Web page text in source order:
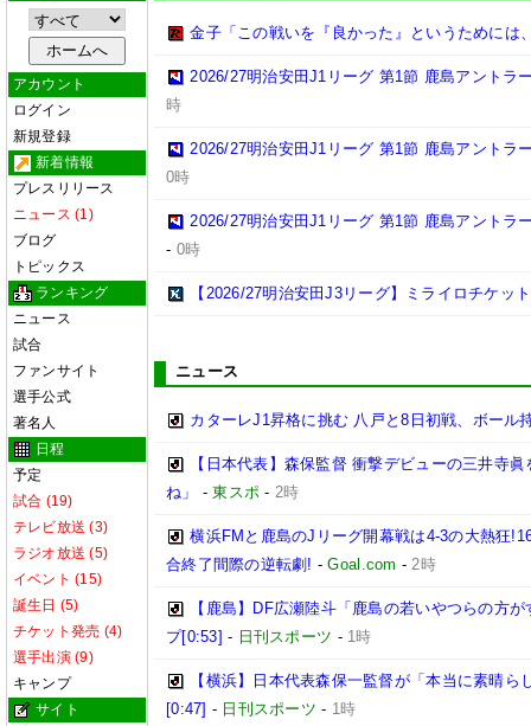
アカウント
ログイン
新規登録
新着情報
プレスリリース
ニュース (1)
ブログ
トピックス
ランキング
ニュース
試合
ファンサイト
選手公式
著名人
日程
予定
試合 (19)
テレビ放送 (3)
ラジオ放送 (5)
イベント (15)
誕生日 (5)
チケット発売 (4)
選手出演 (9)
キャンプ
サイト
金子「この戦いを『良かった』というためには
2026/27明治安田J1リーグ 第1節 鹿島アントラ
時
2026/27明治安田J1リーグ 第1節 鹿島アントラ
0時
2026/27明治安田J1リーグ 第1節 鹿島アントラ
- 0時
【2026/27明治安田J3リーグ】ミライロチケッ
ニュース
カターレJ1昇格に挑む 八戸と8日初戦、ボール
【日本代表】森保監督 衝撃デビューの三井寺
ね」
-東スポ - 2時
横浜FMと鹿島のJリーグ開幕戦は4-3の大熱狂
合終了間際の逆転劇! -Goal.com -2時
【鹿島】DF広瀬陸斗「鹿島の若いやつらの方
プ[0:53] - 日刊スポーツ - 1時
【横浜】日本代表森保一監督が「本当に素晴
[0:47] - 日刊スポーツ - 1時